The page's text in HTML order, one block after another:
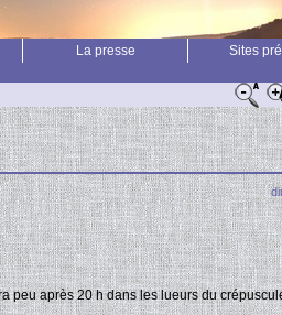
La presse Sites
peu après 20 h dans les lueurs du